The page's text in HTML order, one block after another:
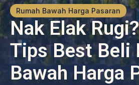
Rumah Bawah Harga Pasaran
Nak Elak
Tips Best Beli
Bawah Harga